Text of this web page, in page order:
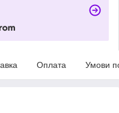
Оплата Умови